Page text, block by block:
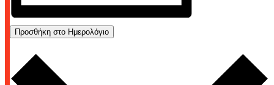
Προσθήκη στο Ημερολόγιο